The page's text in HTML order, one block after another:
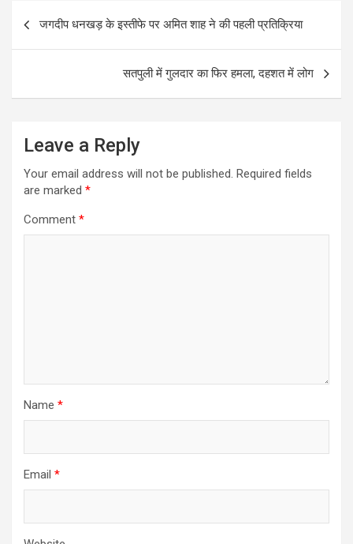
b
o
k
s
A
p
p
e
navigation
जगदीप धनखड़ के इस्तीफे पर अमित शाह ने की पहली प्रतिक्रिया
सतपुली में गुलदार का फिर हमला, दहशत में लोग
Leave a Reply
Your email address will not be published. Required fields
are marked *
Comment *
Name *
Email *